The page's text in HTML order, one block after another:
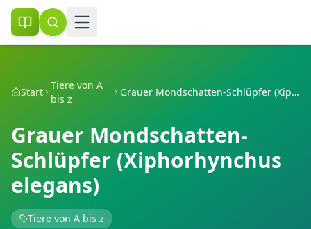
Start
Tiere von A
bis z
Grauer Mondschatten-Schlüpfer (Xiphorhynchus elegans)
Grauer Mondschatten-
Schlüpfer (Xiphorhynchus
elegans)
Tiere von A bis z